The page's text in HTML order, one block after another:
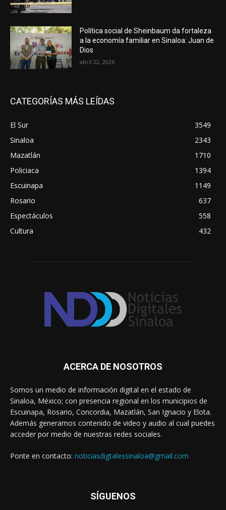
Política social de Sheinbaum da fortaleza
a la economía familiar en Sinaloa: Juan de
Dios
abril 22, 2026
CATEGORÍAS MÁS LEÍDAS
El Sur
3549
Sinaloa
2343
Mazatlán
1710
Policiaca
1394
Escuinapa
1149
Rosario
637
Espectáculos
558
Cultura
432
ACERCA DE NOSOTROS
Somos un medio de información digital en el estado de
Sinaloa, México; con presencia regional en los municipios de
Escuinapa, Rosario, Concordia, Mazatlán, San Ignacio y Elota.
Además generamos contenido de video y audio al cual puedes
acceder por medio de nuestras redes sociales.
Ponte en contacto: noticiasdigtalessinaloa@gmail.com
SÍGUENOS